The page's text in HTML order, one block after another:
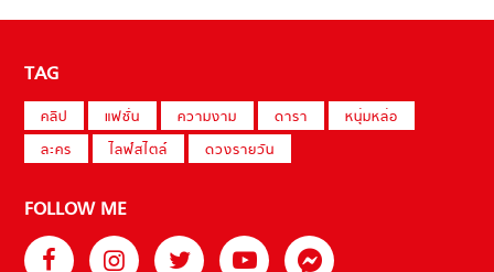
TAG
คลิป แฟชั่น ความงาม ดารา
หนุ่มหล่อ
ละคร
ไลฟ์สไตล์ ดวงรายวัน
FOLLOW ME